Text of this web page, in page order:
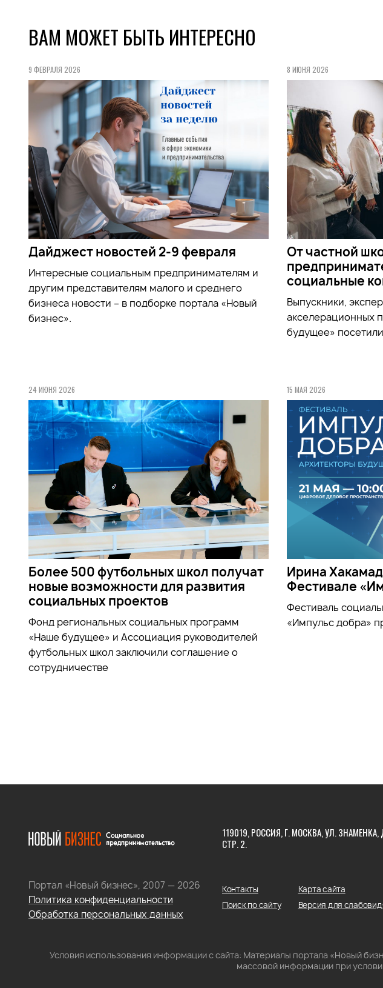
ВАМ МОЖЕТ БЫТЬ ИНТЕРЕСНО
9 ФЕВРАЛЯ 2026
Дайджест новостей 2-9 февраля
Интересные социальным предпринимателям и
другим представителям малого и среднего
бизнеса новости – в подборке портала «Новый
бизнес».
8 ИЮНЯ 2026
От частной
социальные
Выпускники,
акселерационных
будущее»
24 ИЮНЯ 2026
Более 500 футбольных школ получат
новые возможности для развития
социальных проектов
Фонд региональных социальных программ
«Наше будущее» и Ассоциация руководителей
футбольных школ заключили соглашение о
сотрудничестве
15 МАЯ 2026
Ирина
Фестивале
Фестиваль
«Импульс добра»
119019, РОССИЯ, Г. МОСКВА, УЛ.
СТР. 2.
Портал «Новый бизнес», 2007 — 2026
Политика конфиденциальности
Обработка персональных данных
Контакты
Карта сайта
Поиск по сайту
Версия для
Условия использования информации с сайта: Материалы портала «Новый
массовой информации при